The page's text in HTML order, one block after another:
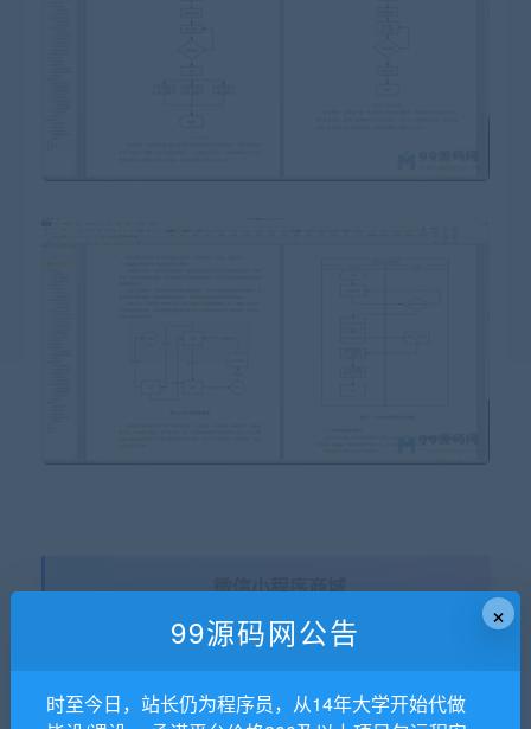
微信小程序商城
关注【程序代做 源码分享】
×
99源码网公告
时至今日，站长仍为程序员，从14年大学开始代做